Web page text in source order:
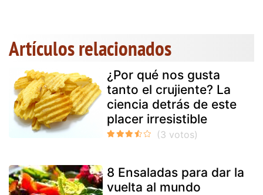
Artículos relacionados
¿Por qué nos gusta
tanto el crujiente? La
ciencia detrás de este
placer irresistible
8 Ensaladas para dar la
vuelta al mundo